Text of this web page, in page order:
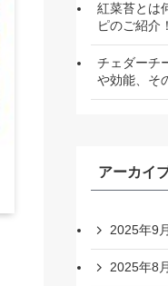
紅菜苔とは
ピのご紹介
チェダーチ
や効能、そ
アーカイ
2025年9月
2025年8月